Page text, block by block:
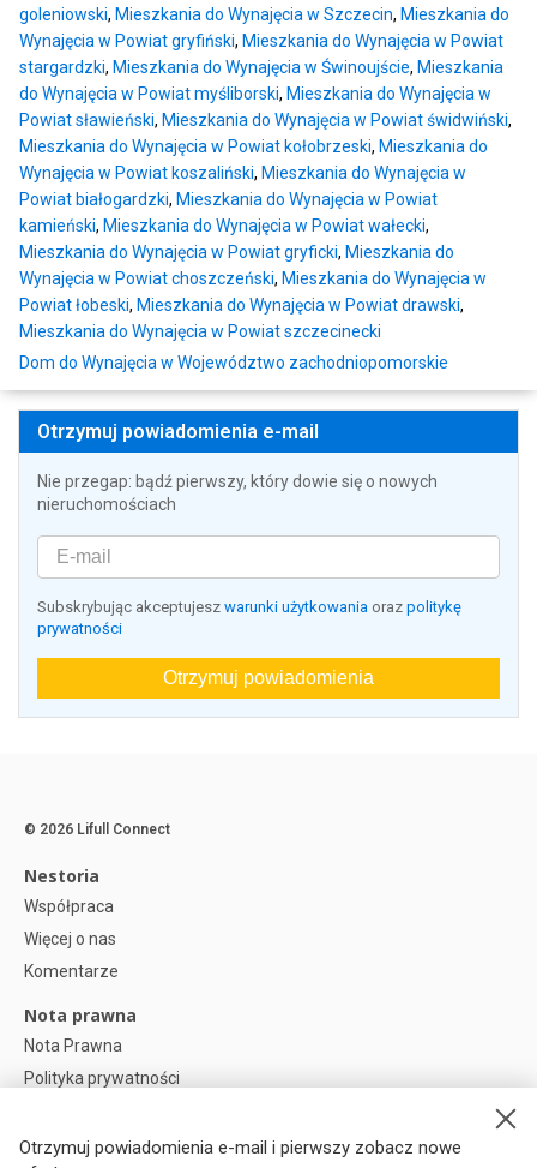
goleniowski, Mieszkania do Wynajęcia w Szczecin, Mieszkania do
Wynajęcia w Powiat gryfiński, Mieszkania do Wynajęcia w Powiat
stargardzki, Mieszkania do Wynajęcia w Świnoujście, Mieszkania
do Wynajęcia w Powiat myśliborski, Mieszkania do Wynajęcia w
Powiat sławieński, Mieszkania do Wynajęcia w Powiat świdwiński,
Mieszkania do Wynajęcia w Powiat kołobrzeski, Mieszkania do
Wynajęcia w Powiat koszaliński, Mieszkania do Wynajęcia w
Powiat białogardzki, Mieszkania do Wynajęcia w Powiat
kamieński, Mieszkania do Wynajęcia w Powiat wałecki,
Mieszkania do Wynajęcia w Powiat gryficki, Mieszkania do
Wynajęcia w Powiat choszczeński, Mieszkania do Wynajęcia w
Powiat łobeski, Mieszkania do Wynajęcia w Powiat drawski,
Mieszkania do Wynajęcia w Powiat szczecinecki
Dom do Wynajęcia w Województwo zachodniopomorskie
Otrzymuj powiadomienia e-mail
Nie przegap: bądź pierwszy, który dowie się o nowych
nieruchomościach
Subskrybując akceptujesz warunki użytkowania oraz politykę
prywatności
Otrzymuj powiadomienia
Otrzymuj powiadomienia e-mail i pierwszy zobacz nowe
© 2026 Lifull Connect
Nestoria
Współpraca
Więcej o nas
Komentarze
Nota prawna
Nota Prawna
Polityka prywatności
Preferencje plików cookie